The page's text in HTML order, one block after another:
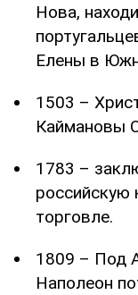
Нова,
Елены в
1503 –
Каймановы
1783 –
российскую
торговле.
1809 – Под
Наполеон